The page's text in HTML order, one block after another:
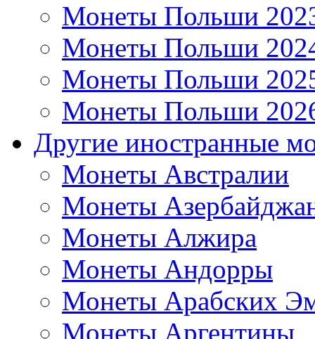
Монеты Польши
Монеты Польши
Монеты Польши
Монеты Польши
Другие иностранные
Монеты Австралии
Монеты
Монеты Алжира
Монеты Андорры
Монеты Арабских
Монеты Аргентины